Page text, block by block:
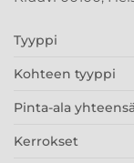
Tyyppi
Kohteen tyyppi
Pinta-ala yhteensä
Kerrokset